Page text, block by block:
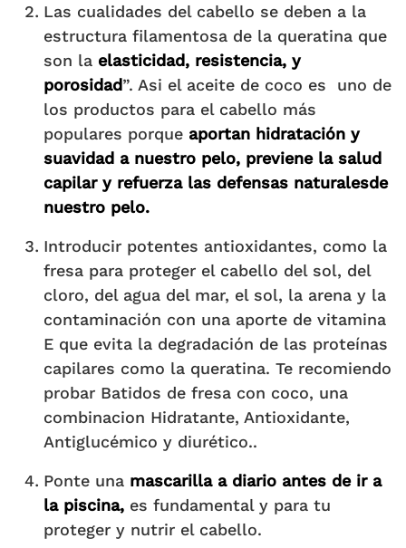
Las cualidades del cabello se deben a la
estructura filamentosa de la queratina que
son la elasticidad, resistencia, y
porosidad”. Asi el aceite de coco es uno de
los productos para el cabello más
populares porque aportan hidratación y
suavidad a nuestro pelo, previene la salud
capilar y refuerza las defensas naturalesde
nuestro pelo.
Introducir potentes antioxidantes, como la
fresa para proteger el cabello del sol, del
cloro, del agua del mar, el sol, la arena y la
contaminación con una aporte de vitamina
E que evita la degradación de las proteínas
capilares como la queratina. Te recomiendo
probar Batidos de fresa con coco, una
combinacion Hidratante, Antioxidante,
Antiglucémico y diurético..
Ponte una mascarilla a diario antes de ir a
la piscina, es fundamental y para tu
proteger y nutrir el cabello.